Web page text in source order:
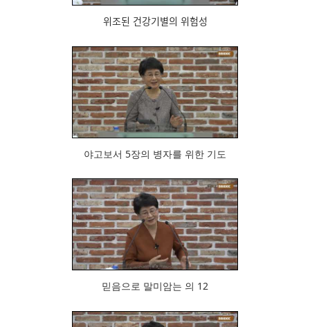
위조된 건강기별의 위험성
1014
야고보서 5장의 병자를 위한 기도
924
믿음으로 말미암는 의 12